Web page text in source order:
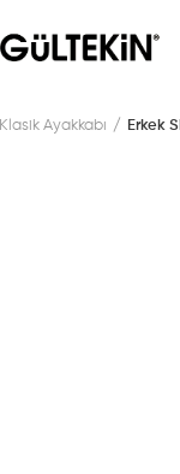
Klasik Ayakkabı Erkek